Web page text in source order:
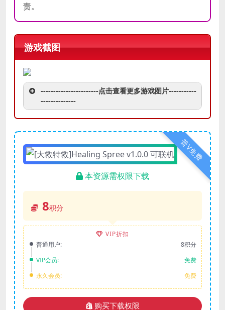
责。
游戏截图
-----------------------点击查看更多游戏图片-----------
--------------
普V免费
本资源需权限下载
8积分
VIP折扣
普通用户:
8积分
VIP会员:
免费
永久会员:
免费
购买下载权限